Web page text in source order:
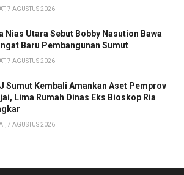
7 AGUSTUS 2026
Nias Utara Sebut Bobby Nasution Bawa
Baru Pembangunan Sumut
7 AGUSTUS 2026
Sumut Kembali Amankan Aset Pemprov
Lima Rumah Dinas Eks Bioskop Ria
7 AGUSTUS 2026